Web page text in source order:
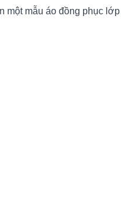
một mẫu áo đồng phục